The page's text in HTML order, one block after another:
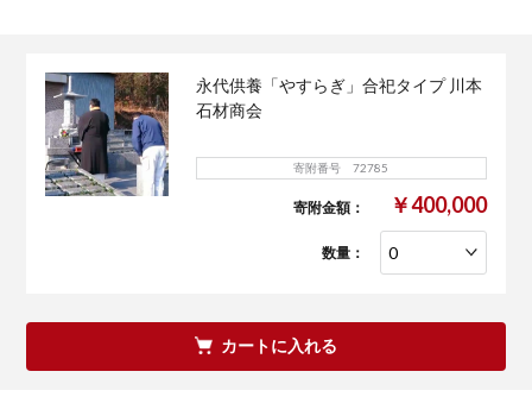
永代供養「やすらぎ」合祀タイプ 川本
石材商会
寄附番号 72785
寄附金額： ￥400,000
数量：
カートに入れる